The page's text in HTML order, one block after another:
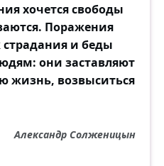
хочется свободы
Поражения
и беды
они заставляют
жизнь, возвыситься
Александр Солженицын